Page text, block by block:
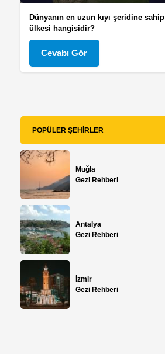
Dünyanın en uzun kıyı şeridine sahip
ülkesi hangisidir?
Cevabı Gör
POPÜLER ŞEHIRLER
Muğla
Gezi Rehberi
Antalya
Gezi Rehberi
İzmir
Gezi Rehberi